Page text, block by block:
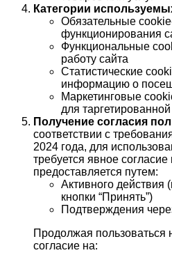
Категории
Обязательные
функционирования
Функциональные
работу сайта
Статистические
информацию о
Маркетинговые
для
Получение согласия
соответствии с
2024 года, для
требуется явное
предоставляется путем:
Активного действия
кнопки “Принять”)
Подтверждения
Продолжая
согласие на: